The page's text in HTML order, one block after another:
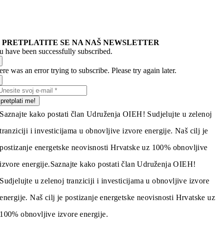
PRETPLATITE SE NA NAŠ NEWSLETTER
have been successfully subscribed.
was an error trying to subscribe. Please try again later.
pretplati me!
Saznajte kako postati član Udruženja OIEH! Sudjelujte u zelenoj
tranziciji i investicijama u obnovljive izvore energije. Naš cilj je
postizanje energetske neovisnosti Hrvatske uz 100% obnovljive
izvore energije.Saznajte kako postati član Udruženja OIEH!
Sudjelujte u zelenoj tranziciji i investicijama u obnovljive izvore
energije. Naš cilj je postizanje energetske neovisnosti Hrvatske uz
100% obnovljive izvore energije.